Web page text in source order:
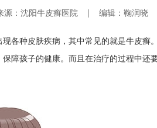
：沈阳牛皮癣医院 | 编辑：鞠润晓
各种皮肤疾病，其中常见的就是牛皮癣
障孩子的健康。而且在治疗的过程中还